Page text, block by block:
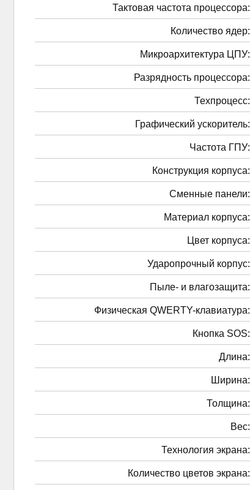
Тактовая частота процессора:
Количество ядер:
Микроархитектура ЦПУ:
Разрядность процессора:
Техпроцесс:
Графический ускоритель:
Частота ГПУ:
Конструкция корпуса:
Сменные панели:
Материал корпуса:
Цвет корпуса:
Ударопрочный корпус:
Пыле- и влагозащита:
Физическая QWERTY-клавиатура:
Кнопка SOS:
Длина:
Ширина:
Толщина:
Вес:
Технология экрана:
Количество цветов экрана: